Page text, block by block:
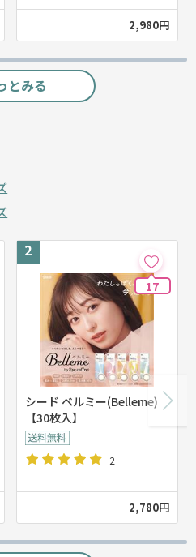
2,980円
とみる
17
シード ベルミー(Belleme)
【30枚入】
2
2,780円